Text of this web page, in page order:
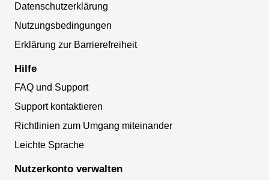
Datenschutzerklärung
Nutzungsbedingungen
Erklärung zur Barrierefreiheit
Hilfe
FAQ und Support
Support kontaktieren
Richtlinien zum Umgang miteinander
Leichte Sprache
Nutzerkonto verwalten